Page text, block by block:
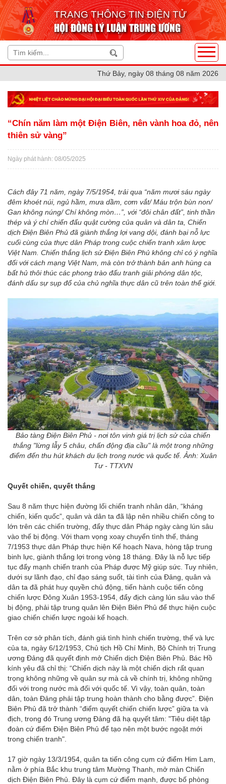
TRANG THÔNG TIN ĐIỆN TỬ
HỘI ĐỒNG LÝ LUẬN TRUNG ƯƠNG
Thứ Bảy, ngày 08 tháng 08 năm 2026
“Chín năm làm một Điện Biên, nên vành hoa đỏ, nên
thiên sử vàng”
Ngày phát hành: 08/05/2025
Cách đây 71 năm, ngày 7/5/1954, trải qua “năm mươi sáu ngày
đêm khoét núi, ngủ hầm, mưa dầm, cơm vắt/ Máu trộn bùn non/
Gan không núng/ Chí không mòn…”, với “đôi chân đất”, tinh thần
thép và ý chí chiến đấu quật cường của quân và dân ta, Chiến
dịch Điện Biên Phủ đã giành thắng lợi vang dội, đánh bại nỗ lực
cuối cùng của thực dân Pháp trong cuộc chiến tranh xâm lược
Việt Nam. Chiến thắng lịch sử Điện Biên Phủ không chỉ có ý nghĩa
đối với cách mạng Việt Nam, mà còn trở thành bản anh hùng ca
bất hủ thôi thúc các phong trào đấu tranh giải phóng dân tộc,
đánh dấu sự sụp đổ của chủ nghĩa thực dân cũ trên toàn thế giới.
Bảo tàng Điện Biên Phủ - nơi tôn vinh giá trị lịch sử của chiến
thắng "lừng lẫy 5 châu, chấn động địa cầu" là một trong những
điểm đến thu hút khách du lịch trong nước và quốc tế. Ảnh: Xuân
Tư - TTXVN
Quyết chiến, quyết thắng
Sau 8 năm thực hiện đường lối chiến tranh nhân dân, “kháng
chiến, kiến quốc”, quân và dân ta đã lập nên nhiều chiến công to
lớn trên các chiến trường, đẩy thực dân Pháp ngày càng lún sâu
vào thế bị động. Với tham vọng xoay chuyển tình thế, tháng
7/1953 thực dân Pháp thực hiện Kế hoạch Nava, hòng tập trung
binh lực, giành thắng lợi trong vòng 18 tháng. Đây là nỗ lực tiếp
tục đẩy mạnh chiến tranh của Pháp được Mỹ giúp sức. Tuy nhiên,
dưới sự lãnh đạo, chỉ đạo sáng suốt, tài tình của Đảng, quân và
dân ta đã phát huy quyền chủ động, tiến hành cuộc tiến công
chiến lược Đông Xuân 1953-1954, đẩy địch càng lún sâu vào thế
bị động, phải tập trung quân lên Điện Biên Phủ để thực hiện cuộc
giao chiến chiến lược ngoài kế hoạch.
Trên cơ sở phân tích, đánh giá tình hình chiến trường, thế và lực
của ta, ngày 6/12/1953, Chủ tịch Hồ Chí Minh, Bộ Chính trị Trung
ương Đảng đã quyết định mở Chiến dịch Điện Biên Phủ. Bác Hồ
kính yêu đã chỉ thị: “Chiến dịch này là một chiến dịch rất quan
trọng không những về quân sự mà cả về chính trị, không những
đối với trong nước mà đối với quốc tế. Vì vậy, toàn quân, toàn
dân, toàn Đảng phải tập trung hoàn thành cho bằng được”. Điện
Biên Phủ đã trở thành “điểm quyết chiến chiến lược” giữa ta và
địch, trong đó Trung ương Đảng đã hạ quyết tâm: "Tiêu diệt tập
đoàn cứ điểm Điện Biên Phủ để tạo nên một bước ngoặt mới
trong chiến tranh".
17 giờ ngày 13/3/1954, quân ta tiến công cụm cứ điểm Him Lam,
nằm ở phía Bắc khu trung tâm Mường Thanh, mở màn Chiến
dịch Điện Biên Phủ. Đây là cụm cứ điểm mạnh, được bố phòng